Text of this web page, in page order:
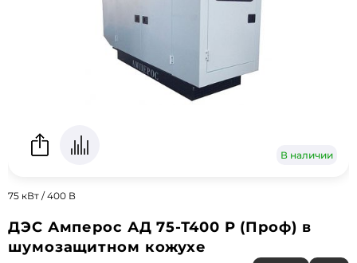
В наличии
75 кВт / 400 В
ДЭС Амперос АД 75-Т400 P (Проф) в
шумозащитном кожухе